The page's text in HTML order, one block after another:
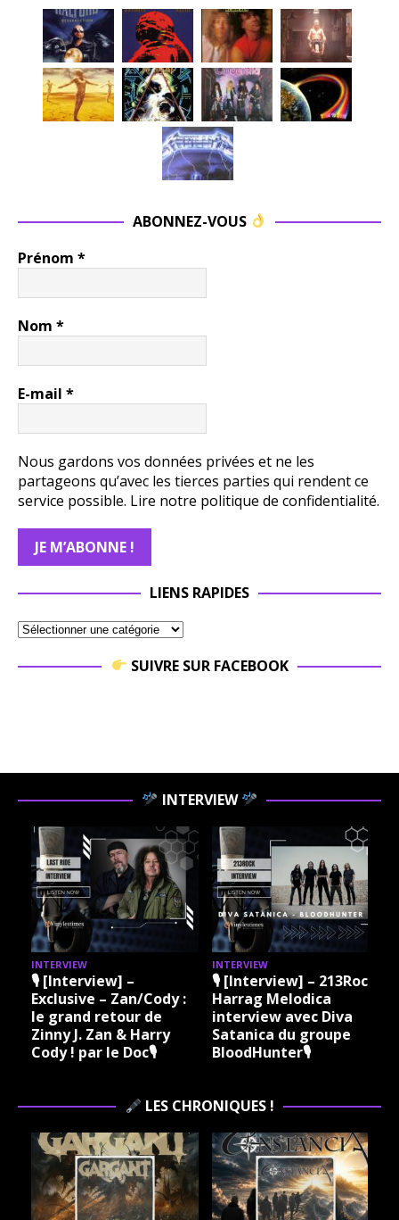
ABONNEZ-VOUS
Prénom *
Nom *
E-mail *
Nous gardons vos données privées et ne les
partageons qu’avec les tierces parties qui rendent ce
service possible. Lire notre politique de confidentialité.
LIENS RAPIDES
SUIVRE SUR FACEBOOK
INTERVIEW
INTERVIEW
🎙 [Interview] –
Exclusive – Zan/Cody :
le grand retour de
Zinny J. Zan & Harry
Cody ! par le Doc🎙
INTERVIEW
🎙 [Interview] – 213Rock
Harrag Melodica
interview avec Diva
Satanica du groupe
BloodHunter🎙
LES CHRONIQUES !